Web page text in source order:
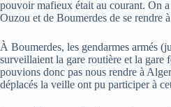
pouvoir mafieux était au courant. On
Ouzou et de Boumerdes de se rendre
À Boumerdes, les gendarmes armés
surveillaient la gare routière et la gare
pouvions donc pas nous rendre à
déplacés la veille ont pu participer à